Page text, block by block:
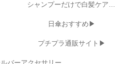
シャンプーだけで白髪ケア▶
日傘おすすめ▶
プチプラ通販サイト▶